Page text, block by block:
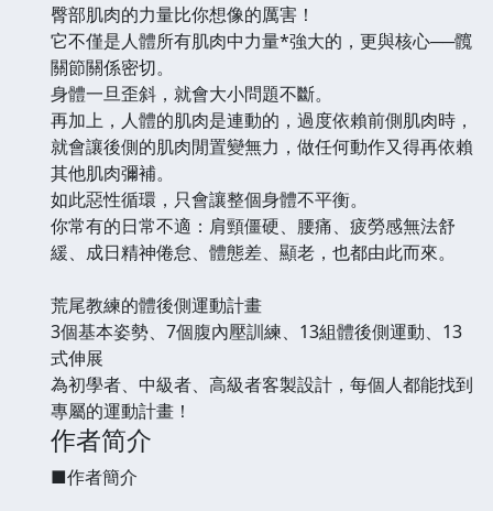
臀部肌肉的力量比你想像的厲害！
它不僅是人體所有肌肉中力量*強大的，更與核心──髖
關節關係密切。
身體一旦歪斜，就會大小問題不斷。
再加上，人體的肌肉是連動的，過度依賴前側肌肉時，
就會讓後側的肌肉閒置變無力，做任何動作又得再依賴
其他肌肉彌補。
如此惡性循環，只會讓整個身體不平衡。
你常有的日常不適：肩頸僵硬、腰痛、疲勞感無法舒
緩、成日精神倦怠、體態差、顯老，也都由此而來。
荒尾教練的體後側運動計畫
3個基本姿勢、7個腹內壓訓練、13組體後側運動、13
式伸展
為初學者、中級者、高級者客製設計，每個人都能找到
專屬的運動計畫！
作者简介
■作者簡介